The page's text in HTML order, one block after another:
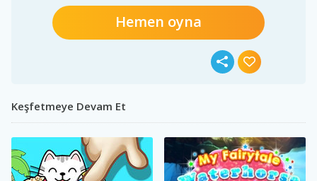
Hemen oyna
Keşfetmeye Devam Et